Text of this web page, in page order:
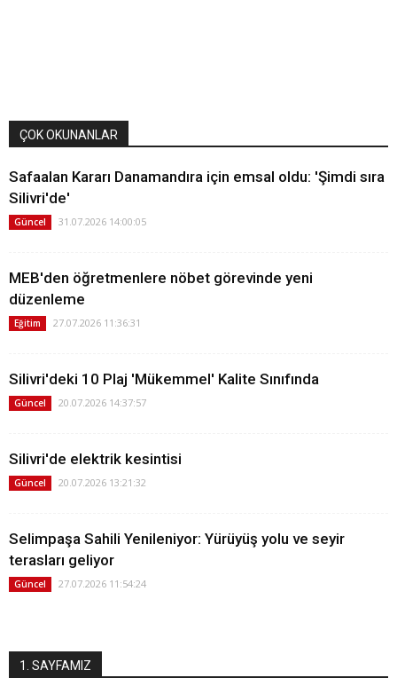
ÇOK OKUNANLAR
Safaalan Kararı Danamandıra için emsal oldu: 'Şimdi sıra
Silivri'de'
Güncel 31.07.2026 14:00:05
MEB'den öğretmenlere nöbet görevinde yeni
düzenleme
Eğitim 27.07.2026 11:36:31
Silivri'deki 10 Plaj 'Mükemmel' Kalite Sınıfında
Güncel 20.07.2026 14:37:57
Silivri'de elektrik kesintisi
Güncel 20.07.2026 13:21:32
Selimpaşa Sahili Yenileniyor: Yürüyüş yolu ve seyir
terasları geliyor
Güncel 27.07.2026 11:54:24
1. SAYFAMIZ